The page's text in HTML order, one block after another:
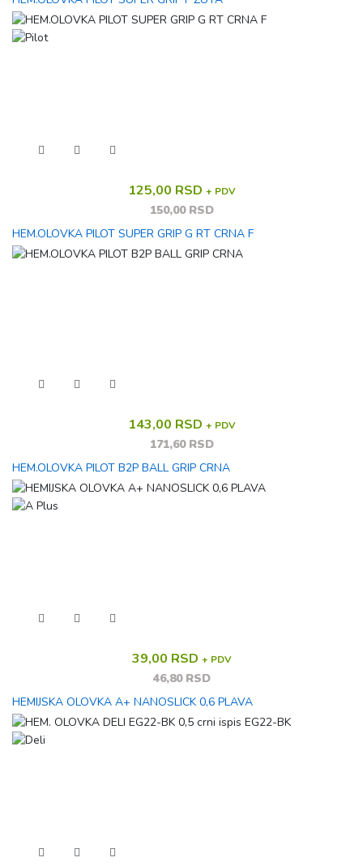
125,00 RSD + PDV
150,00 RSD
HEM.OLOVKA PILOT SUPER GRIP G RT CRNA F
143,00 RSD + PDV
171,60 RSD
HEM.OLOVKA PILOT B2P BALL GRIP CRNA
39,00 RSD + PDV
46,80 RSD
HEMIJSKA OLOVKA A+ NANOSLICK 0,6 PLAVA